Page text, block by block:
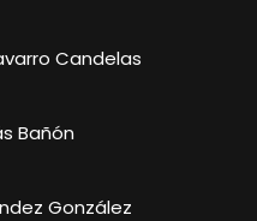
Candelas
Bañón
González